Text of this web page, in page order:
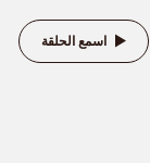
اسمع الحلقة